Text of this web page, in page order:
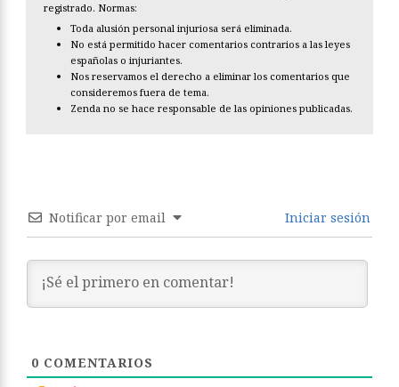
registrado. Normas:
Toda alusión personal injuriosa será eliminada.
No está permitido hacer comentarios contrarios a las leyes
españolas o injuriantes.
Nos reservamos el derecho a eliminar los comentarios que
consideremos fuera de tema.
Zenda no se hace responsable de las opiniones publicadas.
Notificar por email Iniciar sesión
0 COMENTARIOS